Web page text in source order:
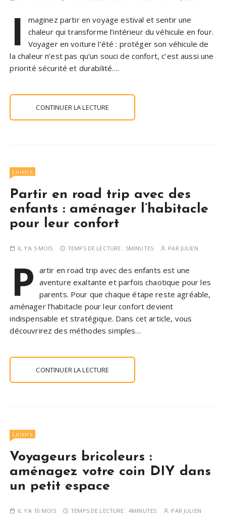
I
maginez partir en voyage estival et sentir une
chaleur qui transforme l’intérieur du véhicule en four.
Voyager en voiture l’été : protéger son véhicule de
la chaleur n’est pas qu’un souci de confort, c’est aussi une
priorité sécurité et durabilité….
CONTINUER LA LECTURE
Loisirs
Partir en road trip avec des
enfants : aménager l’habitacle
pour leur confort
IL Y'A 5 MOIS TEMPS DE LECTURE : 5MINUTES PAR JULIEN
P artir en road trip avec des enfants est une
aventure exaltante et parfois chaotique pour les
parents. Pour que chaque étape reste agréable,
aménager l’habitacle pour leur confort devient
indispensable et stratégique. Dans cet article, vous
découvrirez des méthodes simples…
CONTINUER LA LECTURE
Loisirs
Voyageurs bricoleurs :
aménagez votre coin DIY dans
un petit espace
IL Y'A 10 MOIS TEMPS DE LECTURE : 4MINUTES PAR JULIEN